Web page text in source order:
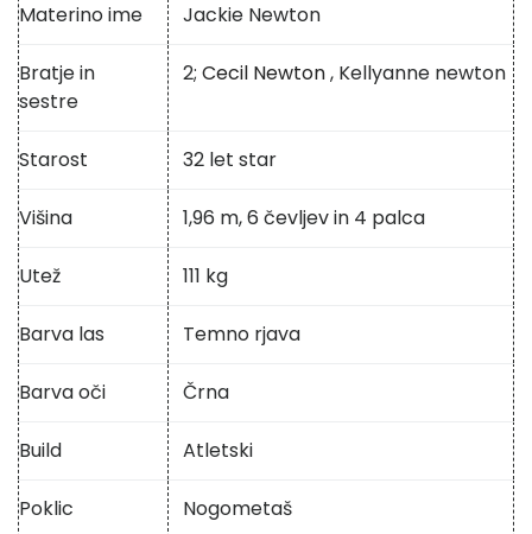
Materino ime Jackie Newton
Bratje in
sestre
2; Cecil Newton, Kellyanne newton
Starost 32 let star
Višina 1,96 m, 6 čevljev in 4 palca
Utež 111 kg
Barva las Temno rjava
Barva oči Črna
Build Atletski
Poklic Nogometaš